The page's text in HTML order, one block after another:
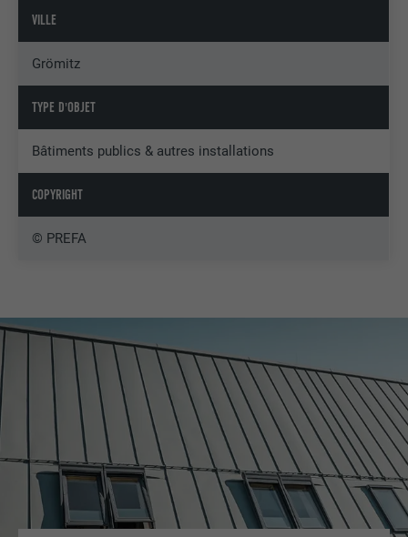
VILLE
Grömitz
TYPE D'OBJET
Bâtiments publics & autres installations
COPYRIGHT
© PREFA